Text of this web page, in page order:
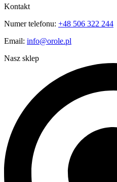
Kontakt
Numer telefonu: +48 506 322 244
Email: info@orole.pl
Nasz sklep